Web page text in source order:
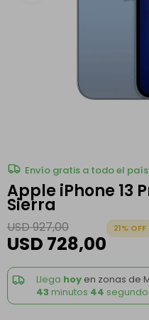
Envío gratis a todo el país
Apple iPhone 13
Sierra
USD 728,00
USD927,00 21
Llega hoy en zonas de
43 minutos 44